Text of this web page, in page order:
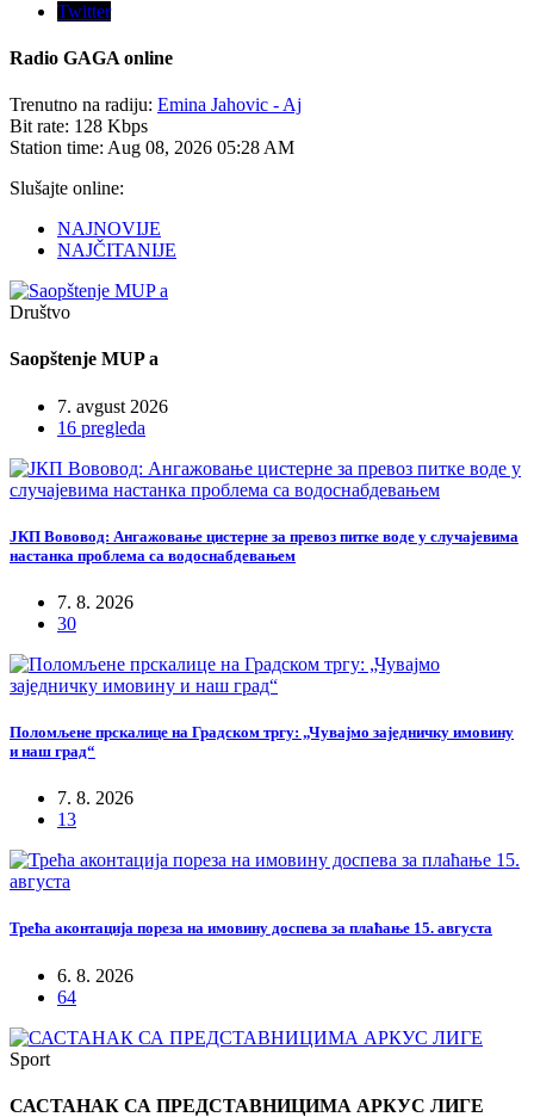
Twitter
Radio GAGA online
Trenutno na radiju: Emina Jahovic - Aj
Bit rate: 128 Kbps
Station time: Aug 08, 2026 05:28 AM
Slušajte online:
NAJNOVIJE
NAJČITANIJE
Društvo
Saopštenje MUP a
7. avgust 2026
16 pregleda
ЈКП Вововод: Ангажовање цистерне за превоз питке воде у случајевима
настанка проблема са водоснабдевањем
7. 8. 2026
30
Поломљене прскалице на Градском тргу: „Чувајмо заједничку имовину
и наш град“
7. 8. 2026
13
Трећа аконтација пореза на имовину доспева за плаћање 15. августа
6. 8. 2026
64
Sport
САСТАНАК СА ПРЕДСТАВНИЦИМА АРКУС ЛИГЕ